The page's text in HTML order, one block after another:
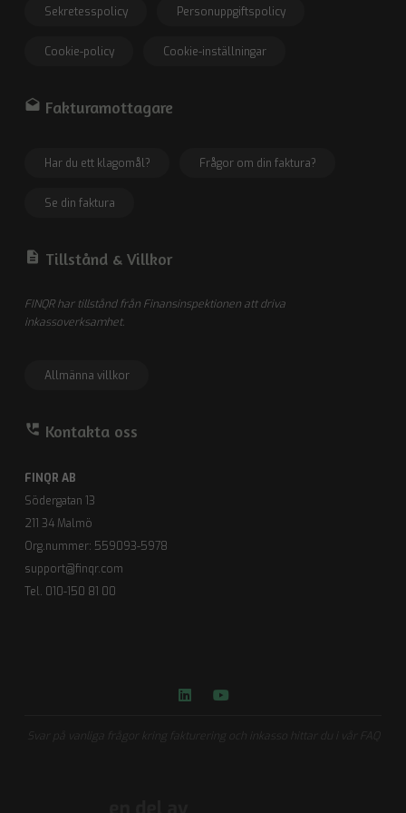
Sekretesspolicy Personuppgiftspolicy
Cookie-policy Cookie-inställningar
drafts Fakturamottagare
Har du ett klagomål? Frågor om din faktura?
Se din faktura
description Tillstånd & Villkor
FINQR har tillstånd från Finansinspektionen att driva
inkassoverksamhet.
Allmänna villkor
perm_phone_msg Kontakta oss
FINQR AB
Södergatan 13
211 34 Malmö
Org.nummer: 559093-5978
support@finqr.com
Tel. 010-150 81 00
Svar på vanliga frågor kring fakturering och inkasso hittar du i vår FAQ